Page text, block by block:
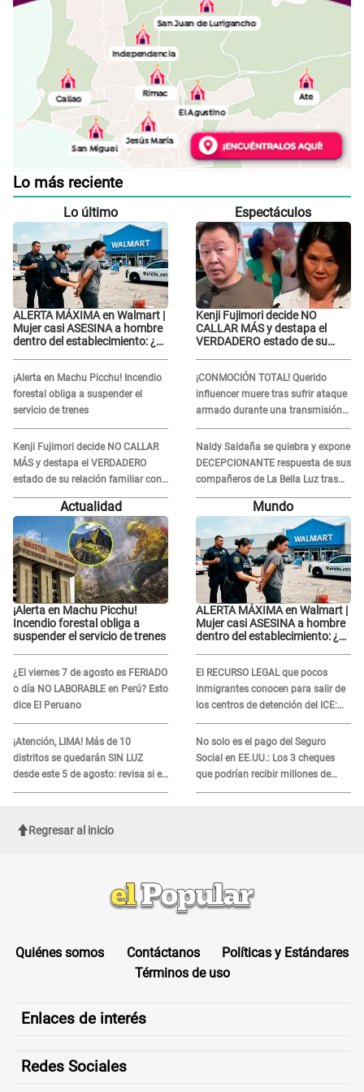
Lo más reciente
Lo último
ALERTA MÁXIMA en Walmart |
Mujer casi ASESINA a hombre
dentro del establecimiento: ¿Se
¡Alerta en Machu Picchu! Incendio
forestal obliga a suspender el
servicio de trenes
Kenji Fujimori decide NO CALLAR
MÁS y destapa el VERDADERO
estado de su relación familiar con
Keiko Fujimori: "Mi familia es Érika,
mi suegra..."
Espectáculos
Kenji Fujimori decide NO
CALLAR MÁS y destapa el
VERDADERO estado de su
Fujimori: "Mi familia es Érika,
mi suegra..."
¡CONMOCIÓN TOTAL! Querido
influencer muere tras sufrir ataque
armado durante una transmisión
en vivo
Naldy Saldaña se quiebra y expone
DECEPCIONANTE respuesta de sus
compañeros de La Bella Luz tras
sufrir agresión: "Sabían lo que
Actualidad
¡Alerta en Machu Picchu!
Incendio forestal obliga a
suspender el servicio de trenes
¿El viernes 7 de agosto es FERIADO
o día NO LABORABLE en Perú? Esto
dice El Peruano
¡Atención, LIMA! Más de 10
distritos se quedarán SIN LUZ
desde este 5 de agosto: revisa si el
tuyo está en la lista
Mundo
ALERTA MÁXIMA en Walmart |
Mujer casi ASESINA a hombre
dentro del establecimiento: ¿Se
El RECURSO LEGAL que pocos
inmigrantes conocen para salir de
los centros de detención del ICE:
Trump quiere ELIMINARLO
No solo es el pago del Seguro
Social en EE.UU.: Los 3 cheques
que podrían recibir millones de
personas en agosto
Regresar al inicio
Quiénes somos Contáctanos
Políticas y Estándares
Términos de uso
Enlaces de interés
Redes Sociales